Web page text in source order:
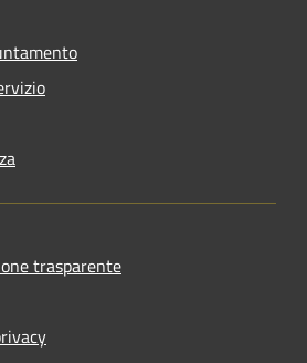
trasparente